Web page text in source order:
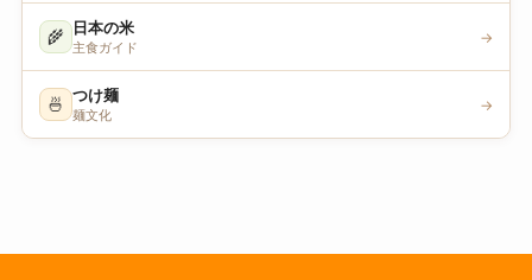
🌾 日本の米
主食ガイド
→
🍜 つけ麺
麺文化
→